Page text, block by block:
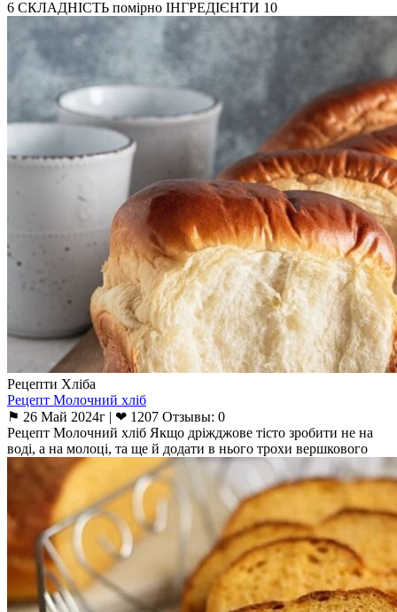
6 СКЛАДНІСТЬ помірно ІНГРЕДІЄНТИ 10
Рецепти Хліба
Рецепт Молочний хліб
⚑ 26 Май 2024г | ❤ 1207 Отзывы: 0
Рецепт Молочний хліб Якщо дріжджове тісто зробити не на
воді, а на молоці, та ще й додати в нього трохи вершкового